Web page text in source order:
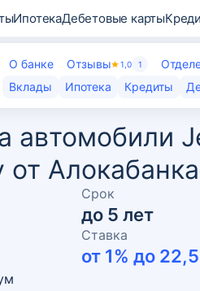
ИпотекаДебетовые карты
О банке Отзывы 1,0 1
Вклады
Ипотека Кредиты
автомобили
от Алокабанка
Срок
до 5 лет
Ставка
от 1% до 22,5